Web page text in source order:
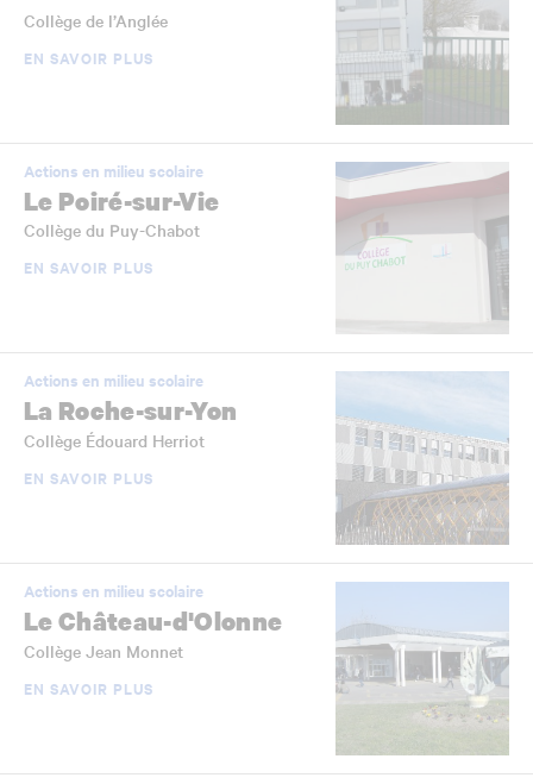
Collège de l’Anglée
EN SAVOIR PLUS
Actions en milieu scolaire
Le Poiré-sur-Vie
Collège du Puy-Chabot
EN SAVOIR PLUS
Actions en milieu scolaire
La Roche-sur-Yon
Collège Édouard Herriot
EN SAVOIR PLUS
Actions en milieu scolaire
Le Château-d'Olonne
Collège Jean Monnet
EN SAVOIR PLUS